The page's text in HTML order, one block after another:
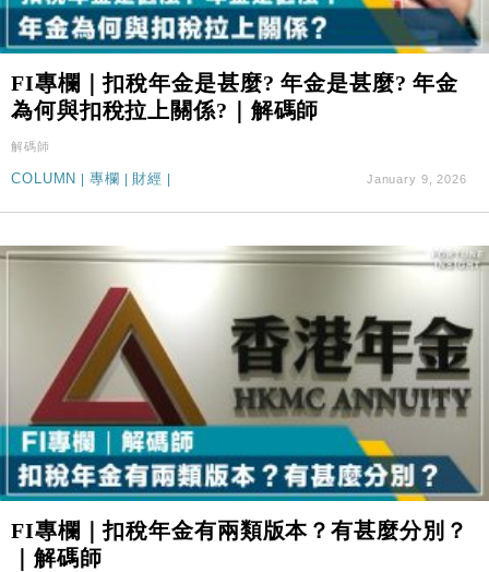
FI專欄｜扣稅年金是甚麼? 年金是甚麼? 年金
為何與扣稅拉上關係?｜解碼師
解碼師
COLUMN | 專欄 | 財經 | January 9, 2026
FI專欄｜扣稅年金有兩類版本？有甚麼分別？
｜解碼師